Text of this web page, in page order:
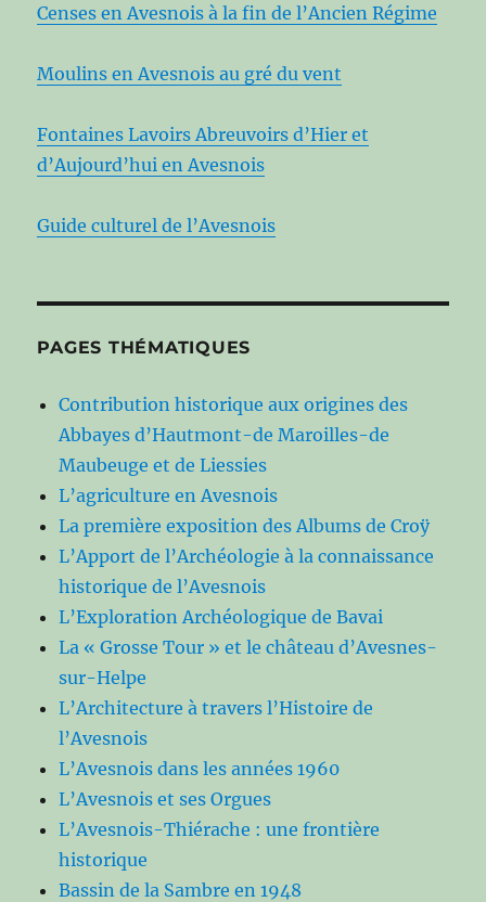
Censes en Avesnois à la fin de l’Ancien Régime
Moulins en Avesnois au gré du vent
Fontaines Lavoirs Abreuvoirs d’Hier et
d’Aujourd’hui en Avesnois
Guide culturel de l’Avesnois
PAGES THÉMATIQUES
Contribution historique aux origines des
Abbayes d’Hautmont-de Maroilles-de
Maubeuge et de Liessies
L’agriculture en Avesnois
La première exposition des Albums de Croÿ
L’Apport de l’Archéologie à la connaissance
historique de l’Avesnois
L’Exploration Archéologique de Bavai
La « Grosse Tour » et le château d’Avesnes-
sur-Helpe
L’Architecture à travers l’Histoire de
l’Avesnois
L’Avesnois dans les années 1960
L’Avesnois et ses Orgues
L’Avesnois-Thiérache : une frontière
historique
Bassin de la Sambre en 1948